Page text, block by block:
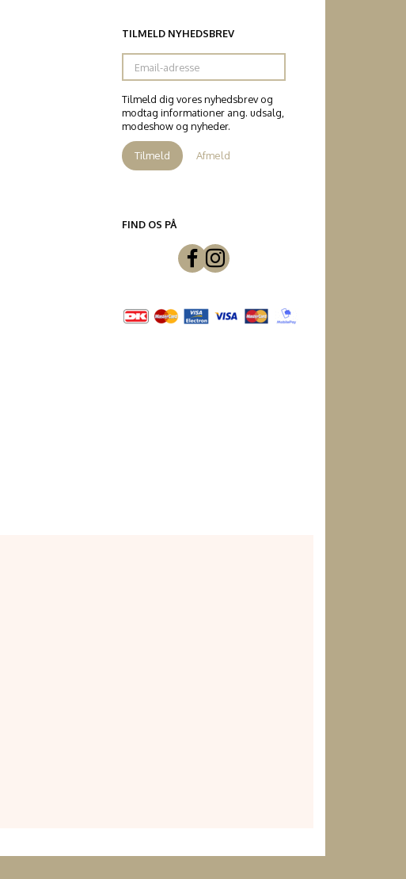
TILMELD NYHEDSBREV
Email-
adresse
Tilmeld dig vores nyhedsbrev og
modtag informationer ang. udsalg,
modeshow og nyheder.
Tilmeld Afmeld
FIND OS PÅ